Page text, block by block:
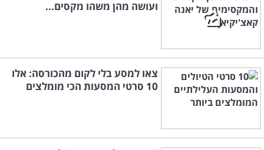
ועושה מהן משהו מקסים...
צאו למסע בלי לקום מהכורסה: אלו
10 סרטי המסעות הכי מומלצים